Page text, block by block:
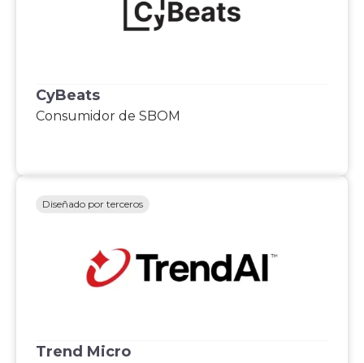
CyBeats
Consumidor de SBOM
Trend Micro
Diseñado por terceros